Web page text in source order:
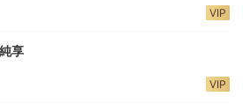
VIP
享
VIP